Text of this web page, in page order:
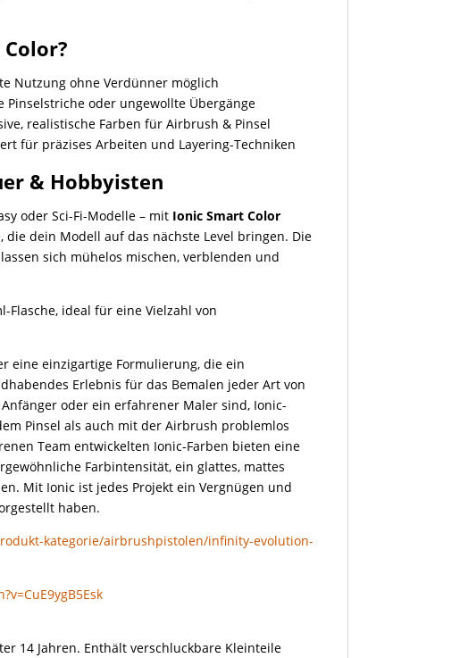
Nutzung ohne Verdünner möglich
Pinselstriche oder ungewollte Übergänge
realistische Farben für Airbrush & Pinsel
für präzises Arbeiten und Layering-Techniken
& Hobbyisten
oder Sci-Fi-Modelle – mit Ionic Smart Color
dein Modell auf das nächste Level bringen. Die
sich mühelos mischen, verblenden und
Flasche, ideal für eine Vielzahl von
eine einzigartige Formulierung, die ein
Erlebnis für das Bemalen jeder Art von
oder ein erfahrener Maler sind, Ionic-
Pinsel als auch mit der Airbrush problemlos
Team entwickelten Ionic-Farben bieten eine
Farbintensität, ein glattes, mattes
Mit Ionic ist jedes Projekt ein Vergnügen und
haben.
kategorie/airbrushpistolen/infinity-evolution-
14 Jahren. Enthält verschluckbare Kleinteile